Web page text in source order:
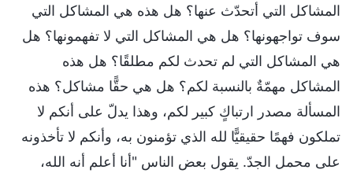
المشاكل التي أتحدّث عنها؟ هل هذه هي المشاكل التي
سوف تواجهونها؟ هل هي المشاكل التي لا تفهمونها؟ هل
هي المشاكل التي لم تحدث لكم مطلقًا؟ هل هذه
المشاكل مهمّةٌ بالنسبة لكم؟ هل هي حقًّا مشاكل؟ هذه
المسألة مصدر ارتباكٍ كبير لكم، وهذا يدلّ على أنكم لا
تملكون فهمًا حقيقيًّا لله الذي تؤمنون به، وأنكم لا تأخذونه
على محمل الجدّ. يقول بعض الناس "أنا أعلم أنه الله،